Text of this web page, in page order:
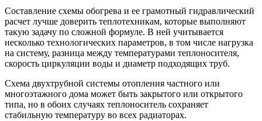
Составление схемы обогрева и ее грамотный гидравлический
расчет лучше доверить теплотехникам, которые выполняют
такую задачу по сложной формуле. В ней учитывается
несколько технологических параметров, в том числе нагрузка
на систему, разница между температурами теплоносителя,
скорость циркуляции воды и диаметр подходящих труб.
Схема двухтрубной системы отопления частного или
многоэтажного дома может быть закрытого или открытого
типа, но в обоих случаях теплоноситель сохраняет
стабильную температуру во всех радиаторах.